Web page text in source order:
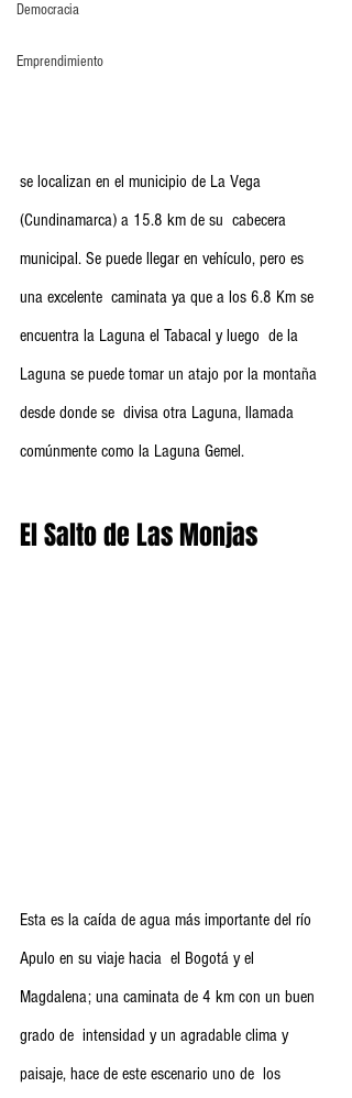
Democracia
Emprendimiento
se localizan en el municipio de La Vega
(Cundinamarca) a 15.8 km de su  cabecera
municipal. Se puede llegar en vehículo, pero es
una excelente  caminata ya que a los 6.8 Km se
encuentra la Laguna el Tabacal y luego  de la
Laguna se puede tomar un atajo por la montaña
desde donde se  divisa otra Laguna, llamada
comúnmente como la Laguna Gemel.
El Salto de Las Monjas
Esta es la caída de agua más importante del río
Apulo en su viaje hacia  el Bogotá y el
Magdalena; una caminata de 4 km con un buen
grado de  intensidad y un agradable clima y
paisaje, hace de este escenario uno de  los